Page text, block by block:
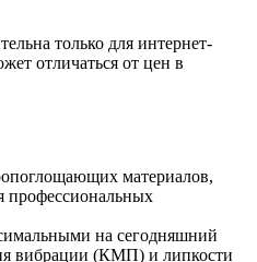
только для интернет-
отличаться от цен в
материалов,
профессиональных
на сегодняшний
вибрации (КМП) и липкости